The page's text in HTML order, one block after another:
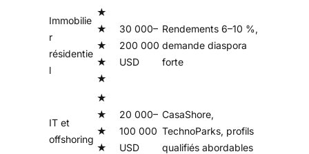
Immobilie
r
résidentie
l
★
★
★
★
★
30 000–
200 000
USD
Rendements 6–10 %,
demande diaspora
forte
IT et
offshoring
★
★
★
★
20 000–
100 000
USD
CasaShore,
TechnoParks, profils
qualifiés abordables